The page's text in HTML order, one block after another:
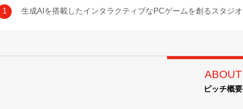
1 生成AIを搭載したインタラクティブなPCゲームを創るスタジオ
ABOUT
ピッチ概要